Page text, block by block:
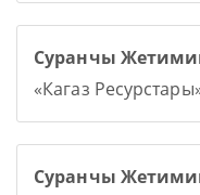
Суранчы
«Кагаз
Суранчы